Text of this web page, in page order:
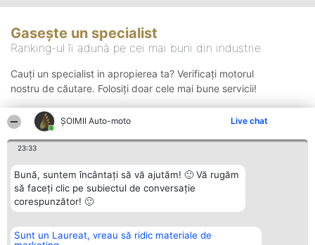
ȘOIMII Auto-moto Live chat
23:33
Bună, suntem încântați să vă ajutăm! 🙂 Vă rugăm
să faceți clic pe subiectul de conversație
corespunzător! 🙂
Sunt un Laureat, vreau să ridic materiale de
Gasește un specialist
Ranking-ul îi adună pe cei mai buni din industrie
Cauți un specialist in apropierea ta? Verificați motorul
nostru de căutare. Folosiți doar cele mai bune servicii!
Organizator Ranking Plebiscyt Contact